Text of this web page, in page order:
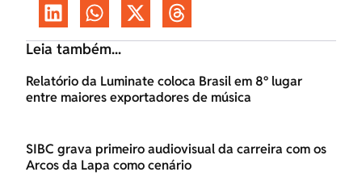
Leia também...
Relatório da Luminate coloca Brasil em 8º lugar
entre maiores exportadores de música
SIBC grava primeiro audiovisual da carreira com os
Arcos da Lapa como cenário